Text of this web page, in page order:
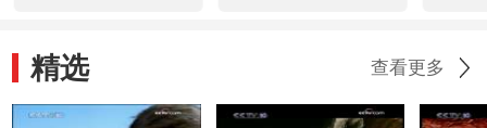
精选 查看更多